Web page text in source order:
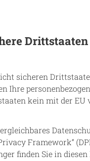
Drittstaaten
sicheren
kein mit der
Framework“
finden Sie in